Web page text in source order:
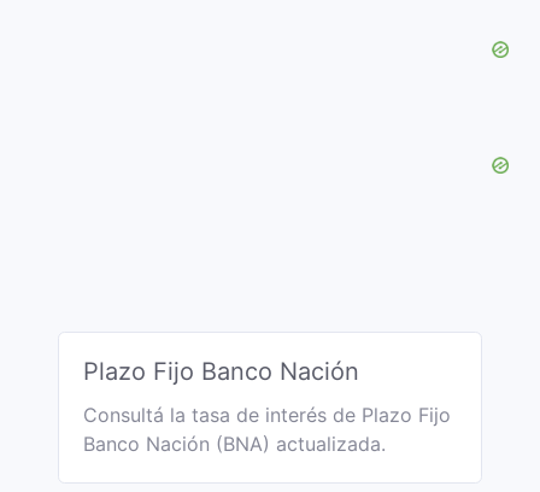
Plazo Fijo Banco Nación
Consultá la tasa de interés de Plazo Fijo
Banco Nación (BNA) actualizada.